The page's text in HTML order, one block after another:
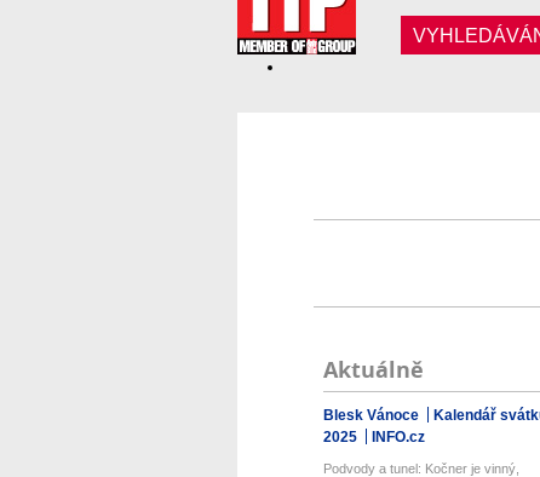
Aktuálně
Blesk Vánoce
Kalendář
2025
INFO.cz
Podvody a tunel: Kočner je vinný,